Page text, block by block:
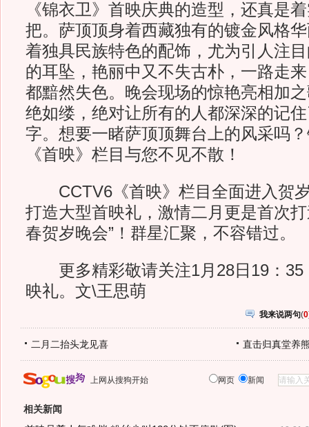
《锦衣卫》首映庆典的造型，还真是
把。萨顶顶身着西藏独有的镀金风格
着独具民族特色的配饰，尤为引人注
的耳坠，艳丽中又不失古朴，一路走
都黯然失色。晚会现场的惊艳亮相加
绝如缕，绝对让所有的人都深深的记
字。想要一睹萨顶顶舞台上的风采吗
《首映》栏目与您不见不散！
CCTV6《首映》栏目全面进入贺岁
打造大型首映礼，激情二月更是首次
春贺岁晚会”！群星汇聚，不容错过。
更多精彩敬请关注1月28日19：35
映礼。文\王思萌
我来说两句(0
二月二抬头龙见喜 直击归真堂养
上网从搜狗开始 网页 新闻
相关新闻